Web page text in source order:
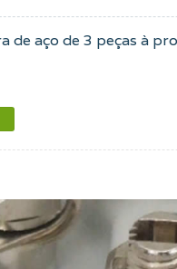
de aço de 3 peças à